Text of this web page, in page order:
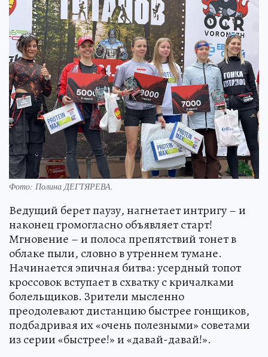
Фото: Полина ДЕГТЯРЕВА.
Ведущий берет паузу, нагнетает интригу – и
наконец громогласно объявляет старт!
Мгновение – и полоса препятствий тонет в
облаке пыли, словно в утреннем тумане.
Начинается эпичная битва: усердный топот
кроссовок вступает в схватку с кричалками
болельщиков. Зрители мысленно
преодолевают дистанцию быстрее гонщиков,
подбадривая их «очень полезными» советами
из серии «быстрее!» и «давай-давай!».